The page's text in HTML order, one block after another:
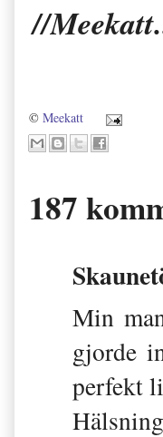
//
© Meekatt
187
Min
gjorde
perfekt